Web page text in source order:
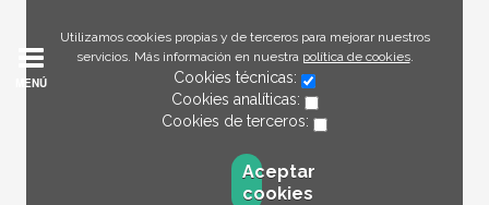
Utilizamos cookies propias y de terceros para mejorar nuestros
servicios. Más información en nuestra política de cookies.
Cookies técnicas:
Cookies analíticas:
Cookies de terceros:
Aceptar
cookies
MENÚ